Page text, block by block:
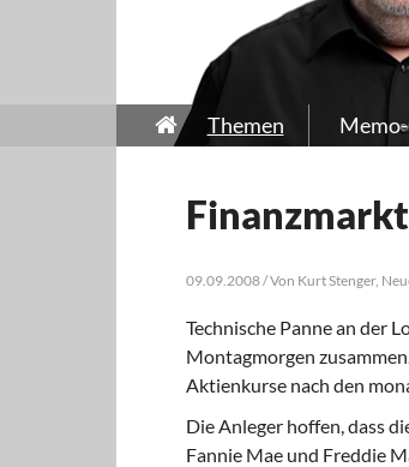
Themen
09.09.2008 / Von Kurt Stenger,
Technische Panne an der
Montagmorgen
Aktienkurse nach den
Die Anleger hoffen, dass
Fannie Mae und Freddie